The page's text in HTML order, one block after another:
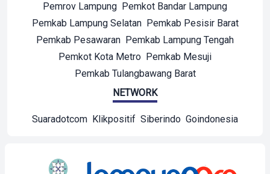
Pemrov Lampung Pemkot Bandar Lampung
Pemkab Lampung Selatan Pemkab Pesisir Barat
Pemkab Pesawaran Pemkab Lampung Tengah
Pemkot Kota Metro Pemkab Mesuji
Pemkab Tulangbawang Barat
NETWORK
Suaradotcom Klikpositif Siberindo Goindonesia